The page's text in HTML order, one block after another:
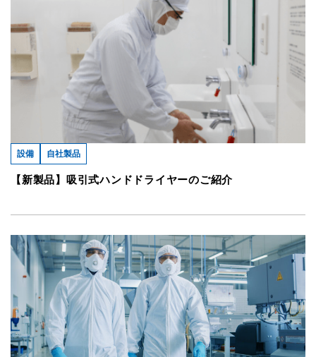
設備 自社製品
【新製品】吸引式ハンドドライヤーのご紹介